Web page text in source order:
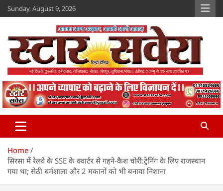
Skip
to
Sunday, August 9, 2026
Star Savera
www.starsavera.com
Home
सिरसा में रेलवे के SSE के क्वार्टर से गहने-कैश चोरी:ट्रेनिंग के लिए राजस्थान
गया था; सेठी धर्मशाला और 2 मकानों को भी बनाया निशाना